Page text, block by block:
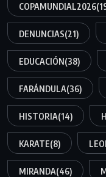
COPAMUNDIAL2026
DENUNCIAS(21)
EDUCACIÓN(38)
FARÁNDULA(36)
HISTORIA(14)
KARATE(8)
MIRANDA(46)